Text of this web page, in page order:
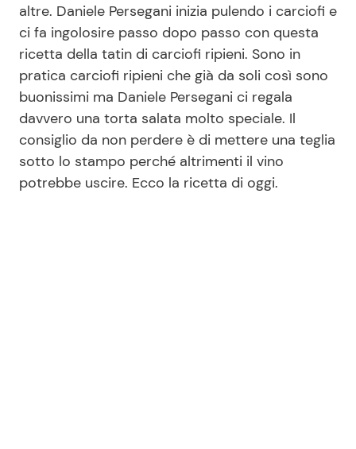
Salute
Viaggi e Turismo
Festività
Ricette Facili e Veloci
Ricette Feste
Ricette per Bambini
Seguici
altre. Daniele Persegani inizia pulendo i carciofi e
ci fa ingolosire passo dopo passo con questa
ricetta della tatin di carciofi ripieni. Sono in
pratica carciofi ripieni che già da soli così sono
buonissimi ma Daniele Persegani ci regala
davvero una torta salata molto speciale. Il
consiglio da non perdere è di mettere una teglia
sotto lo stampo perché altrimenti il vino
potrebbe uscire. Ecco la ricetta di oggi.